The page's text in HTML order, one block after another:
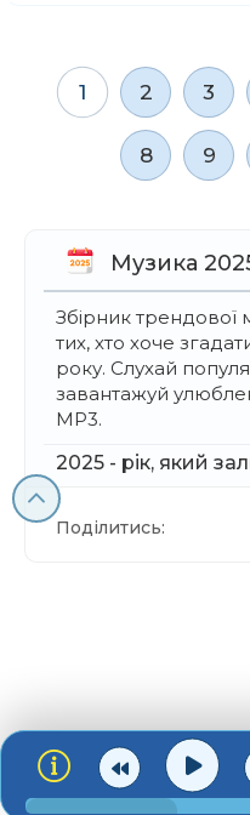
1 2 3
8 9
Музика
Збірник трендової
тих, хто хоче
року. Слухай
завантажуй
MP3.
2025 - рік, який
Поділитись: